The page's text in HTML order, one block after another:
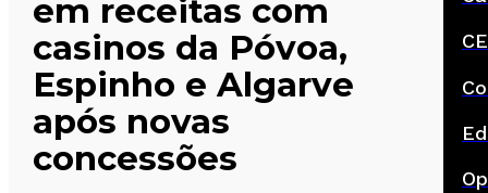
em receitas com
casinos da Póvoa,
Espinho e Algarve
após novas
concessões